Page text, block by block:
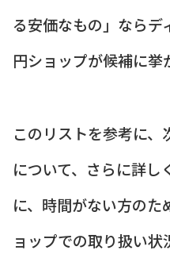
る安価なもの」なら
円ショップが候補に挙
このリストを参考に
について、さらに詳し
に、時間がない方の
ョップでの取り扱い